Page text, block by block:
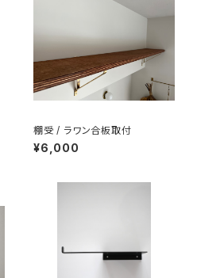
棚受 / ラワン合板取付
¥6,000